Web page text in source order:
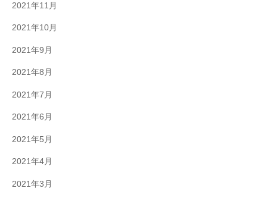
2021年11月
2021年10月
2021年9月
2021年8月
2021年7月
2021年6月
2021年5月
2021年4月
2021年3月